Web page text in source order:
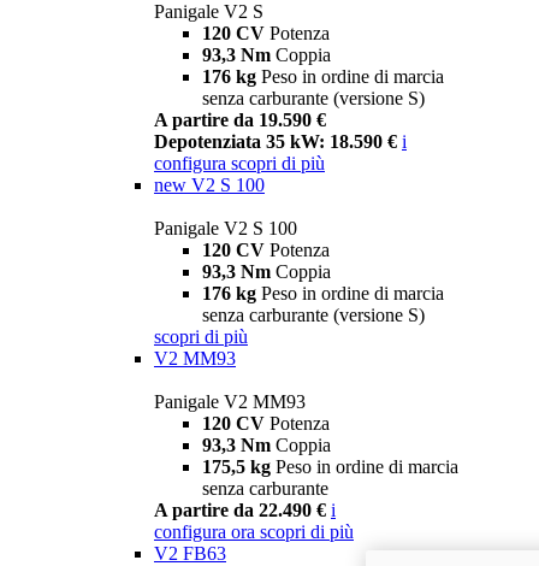
Panigale V2 S
120 CV Potenza
93,3 Nm Coppia
176 kg Peso in ordine di marcia
senza carburante (versione S)
A partire da 19.590 €
Depotenziata 35 kW: 18.590 € i
configura scopri di più
new V2 S 100
Panigale V2 S 100
120 CV Potenza
93,3 Nm Coppia
176 kg Peso in ordine di marcia
senza carburante (versione S)
scopri di più
V2 MM93
Panigale V2 MM93
120 CV Potenza
93,3 Nm Coppia
175,5 kg Peso in ordine di marcia
senza carburante
A partire da 22.490 € i
configura ora scopri di più
V2 FB63